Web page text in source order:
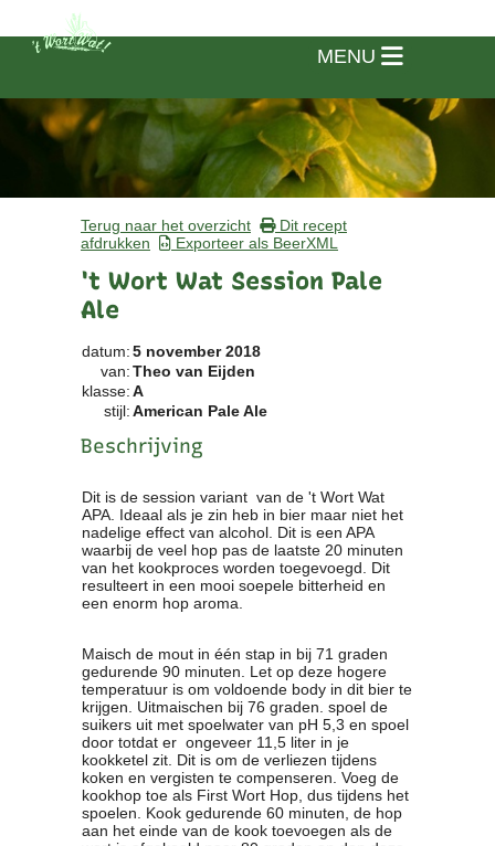
Terug naar het overzicht
Dit recept
afdrukken
Exporteer als BeerXML
't Wort Wat Session Pale
Ale
datum:5 november 2018
van:Theo van Eijden
klasse:A
stijl:American Pale Ale
Beschrijving
Dit is de session variant van de 't Wort Wat
APA. Ideaal als je zin heb in bier maar niet het
nadelige effect van alcohol. Dit is een APA
waarbij de veel hop pas de laatste 20 minuten
van het kookproces worden toegevoegd. Dit
resulteert in een mooi soepele bitterheid en
een enorm hop aroma.
Maisch de mout in één stap in bij 71 graden
gedurende 90 minuten. Let op deze hogere
temperatuur is om voldoende body in dit bier te
krijgen. Uitmaischen bij 76 graden. spoel de
suikers uit met spoelwater van pH 5,3 en spoel
door totdat er ongeveer 11,5 liter in je
kookketel zit. Dit is om de verliezen tijdens
koken en vergisten te compenseren. Voeg de
kookhop toe als First Wort Hop, dus tijdens het
spoelen. Kook gedurende 60 minuten, de hop
aan het einde van de kook toevoegen als de
MENU
Vereniging
Clubkalender
Informatie
Bestuur
- Historie
Reglementen
Commissies
Polderbok
Wedstrijduitslagen
Prijzen
Bijzondere Leden
- Keurmeesters
- Professioneel